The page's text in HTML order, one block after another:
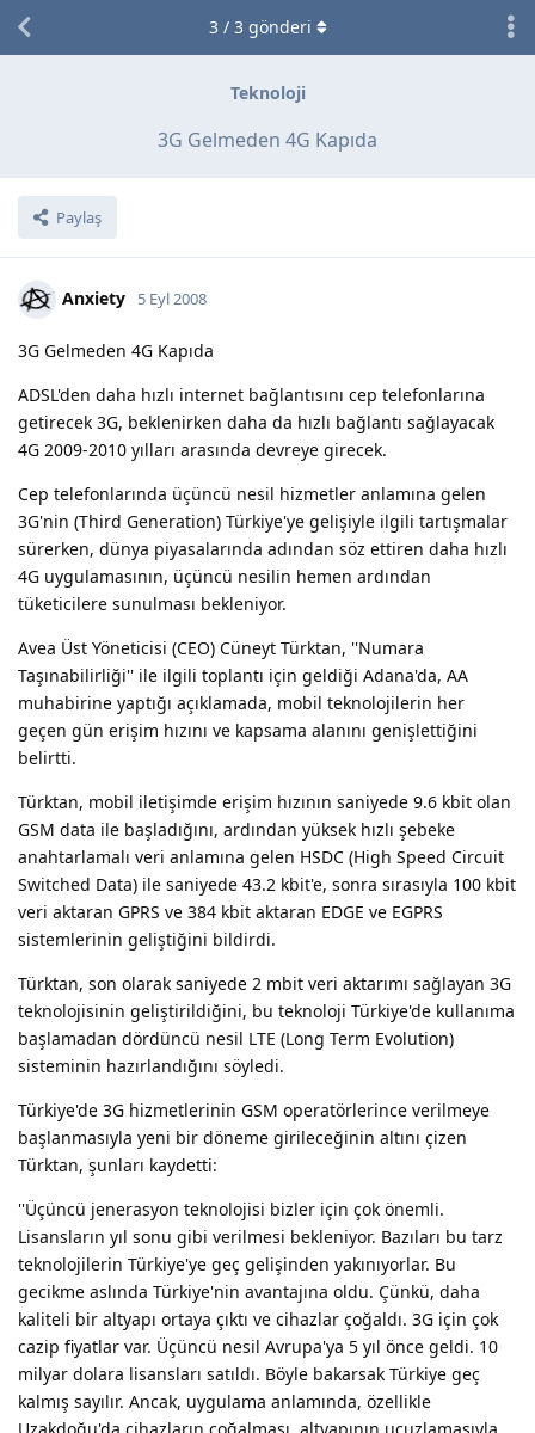
Teknoloji
3G Gelmeden 4G Kapıda
Paylaş
3 / 3 gönderi
Anxiety 5 Eyl 2008
3G Gelmeden 4G Kapıda
ADSL'den daha hızlı internet bağlantısını cep telefonlarına
getirecek 3G, beklenirken daha da hızlı bağlantı sağlayacak
4G 2009-2010 yılları arasında devreye girecek.
Cep telefonlarında üçüncü nesil hizmetler anlamına gelen
3G'nin (Third Generation) Türkiye'ye gelişiyle ilgili tartışmalar
sürerken, dünya piyasalarında adından söz ettiren daha hızlı
4G uygulamasının, üçüncü nesilin hemen ardından
tüketicilere sunulması bekleniyor.
Avea Üst Yöneticisi (CEO) Cüneyt Türktan, ''Numara
Taşınabilirliği'' ile ilgili toplantı için geldiği Adana'da, AA
muhabirine yaptığı açıklamada, mobil teknolojilerin her
geçen gün erişim hızını ve kapsama alanını genişlettiğini
belirtti.
Türktan, mobil iletişimde erişim hızının saniyede 9.6 kbit olan
GSM data ile başladığını, ardından yüksek hızlı şebeke
anahtarlamalı veri anlamına gelen HSDC (High Speed Circuit
Switched Data) ile saniyede 43.2 kbit'e, sonra sırasıyla 100 kbit
veri aktaran GPRS ve 384 kbit aktaran EDGE ve EGPRS
sistemlerinin geliştiğini bildirdi.
Türktan, son olarak saniyede 2 mbit veri aktarımı sağlayan 3G
teknolojisinin geliştirildiğini, bu teknoloji Türkiye'de kullanıma
başlamadan dördüncü nesil LTE (Long Term Evolution)
sisteminin hazırlandığını söyledi.
Türkiye'de 3G hizmetlerinin GSM operatörlerince verilmeye
başlanmasıyla yeni bir döneme girileceğinin altını çizen
Türktan, şunları kaydetti:
''Üçüncü jenerasyon teknolojisi bizler için çok önemli.
Lisansların yıl sonu gibi verilmesi bekleniyor. Bazıları bu tarz
teknolojilerin Türkiye'ye geç gelişinden yakınıyorlar. Bu
gecikme aslında Türkiye'nin avantajına oldu. Çünkü, daha
kaliteli bir altyapı ortaya çıktı ve cihazlar çoğaldı. 3G için çok
cazip fiyatlar var. Üçüncü nesil Avrupa'ya 5 yıl önce geldi. 10
milyar dolara lisansları satıldı. Böyle bakarsak Türkiye geç
kalmış sayılır. Ancak, uygulama anlamında, özellikle